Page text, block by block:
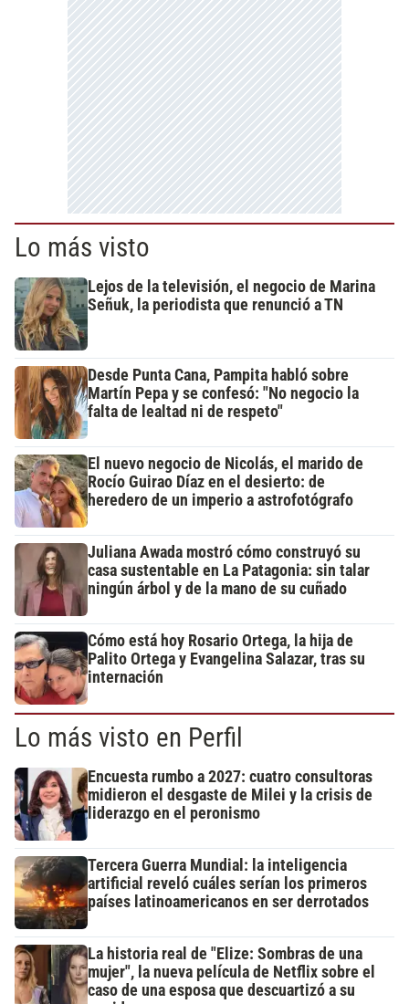
Lo más visto
Lejos de la televisión, el negocio de Marina
Señuk, la periodista que renunció a TN
Desde Punta Cana, Pampita habló sobre
Martín Pepa y se confesó: "No negocio la
falta de lealtad ni de respeto"
El nuevo negocio de Nicolás, el marido de
Rocío Guirao Díaz en el desierto: de
heredero de un imperio a astrofotógrafo
Juliana Awada mostró cómo construyó su
casa sustentable en La Patagonia: sin talar
ningún árbol y de la mano de su cuñado
Cómo está hoy Rosario Ortega, la hija de
Palito Ortega y Evangelina Salazar, tras su
internación
Lo más visto en Perfil
Encuesta rumbo a 2027: cuatro consultoras
midieron el desgaste de Milei y la crisis de
liderazgo en el peronismo
Tercera Guerra Mundial: la inteligencia
artificial reveló cuáles serían los primeros
países latinoamericanos en ser derrotados
La historia real de "Elize: Sombras de una
mujer", la nueva película de Netflix sobre el
caso de una esposa que descuartizó a su